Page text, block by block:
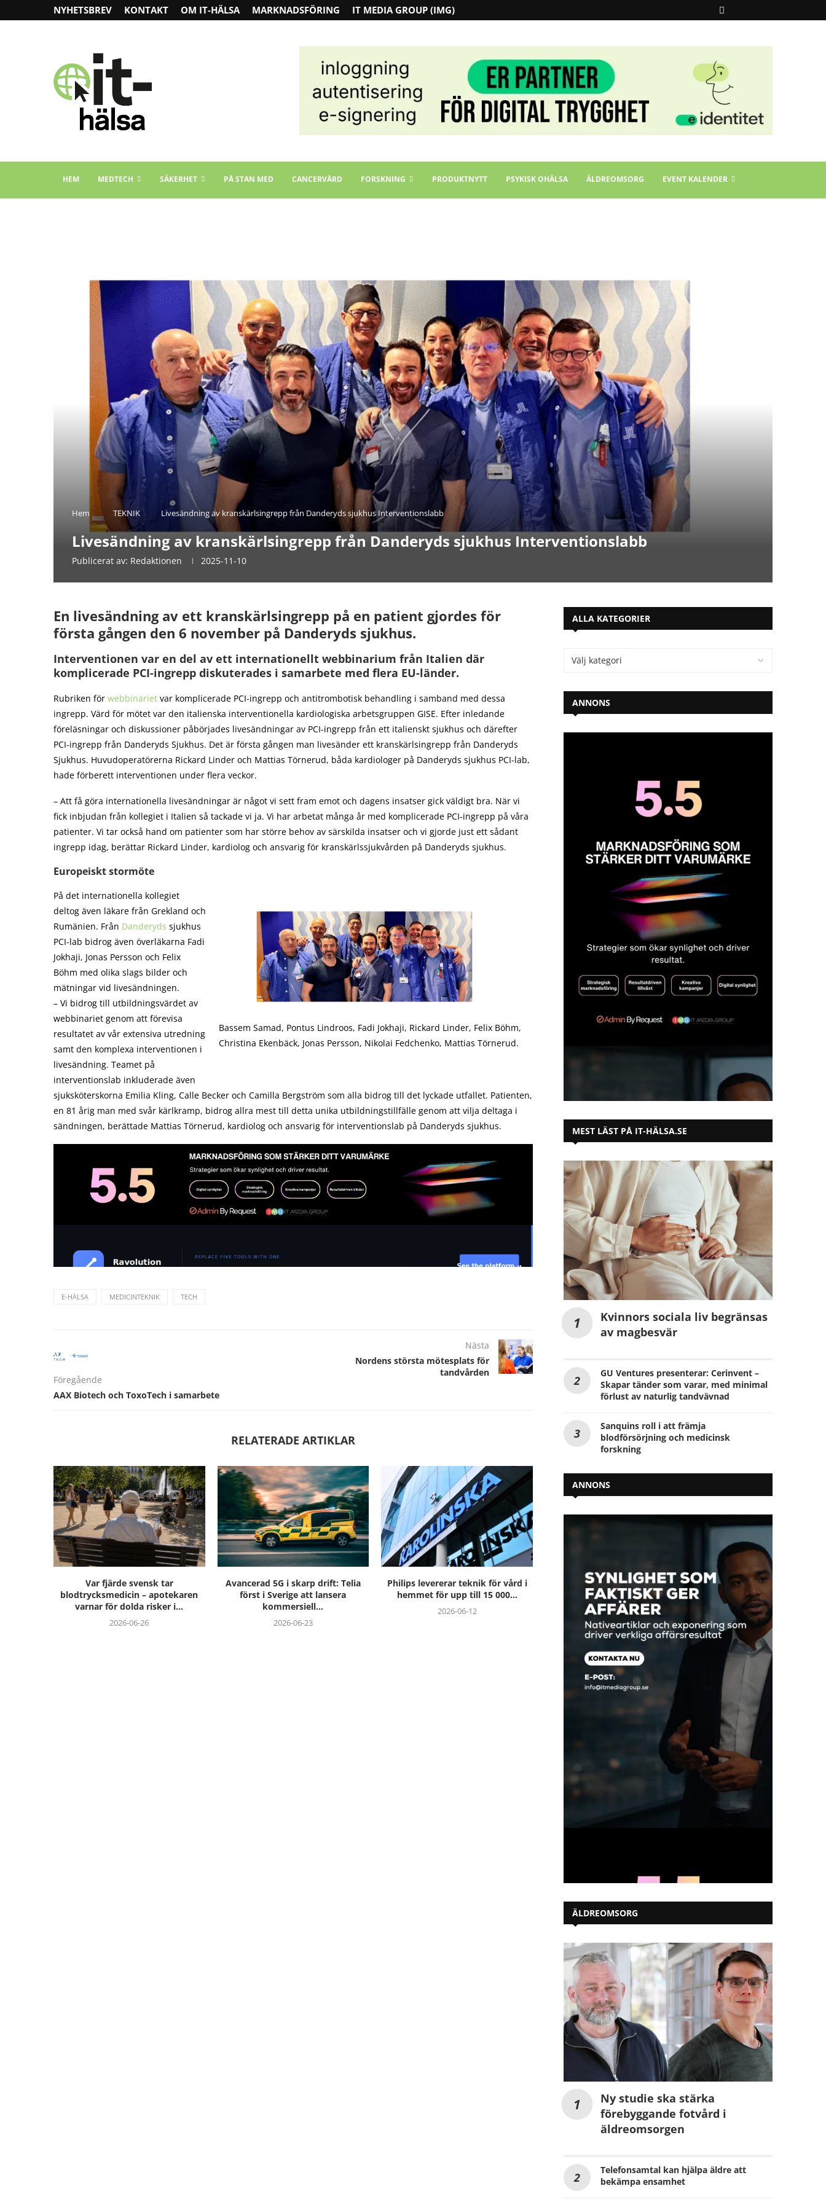
NYHETSBREV KONTAKT OM IT-HÄLSA MARKNADSFÖRING IT MEDIA GROUP (IMG)
HEM MEDTECH SÄKERHET PÅ STAN MED CANCERVÅRD FORSKNING PRODUKTNYTT PSYKISK OHÄLSA ÄLDREOMSORG EVENT KALENDER
Hem TEKNIK Livesändning av kranskärlsingrepp från Danderyds sjukhus Interventionslabb
Livesändning av kranskärlsingrepp från Danderyds sjukhus Interventionslabb
Publicerat av: Redaktionen 2025-11-10
En livesändning av ett kranskärlsingrepp på en patient gjordes för
första gången den 6 november på Danderyds sjukhus.
Interventionen var en del av ett internationellt webbinarium från Italien där
komplicerade PCI-ingrepp diskuterades i samarbete med flera EU-länder.
Rubriken för webbinariet var komplicerade PCI-ingrepp och antitrombotisk behandling i samband med dessa
ingrepp. Värd för mötet var den italienska interventionella kardiologiska arbetsgruppen GISE. Efter inledande
föreläsningar och diskussioner påbörjades livesändningar av PCI-ingrepp från ett italienskt sjukhus och därefter
PCI-ingrepp från Danderyds Sjukhus. Det är första gången man livesänder ett kranskärlsingrepp från Danderyds
Sjukhus. Huvudoperatörerna Rickard Linder och Mattias Törnerud, båda kardiologer på Danderyds sjukhus PCI-lab,
hade förberett interventionen under flera veckor.
– Att få göra internationella livesändningar är något vi sett fram emot och dagens insatser gick väldigt bra. När vi
fick inbjudan från kollegiet i Italien så tackade vi ja. Vi har arbetat många år med komplicerade PCI-ingrepp på våra
patienter. Vi tar också hand om patienter som har större behov av särskilda insatser och vi gjorde just ett sådant
ingrepp idag, berättar Rickard Linder, kardiolog och ansvarig för kranskärlssjukvården på Danderyds sjukhus.
Europeiskt stormöte
Bassem Samad, Pontus Lindroos, Fadi Jokhaji, Rickard Linder, Felix Böhm,
Christina Ekenbäck, Jonas Persson, Nikolai Fedchenko, Mattias Törnerud.
På det internationella kollegiet
deltog även läkare från Grekland och
Rumänien. Från Danderyds sjukhus
PCI-lab bidrog även överläkarna Fadi
Jokhaji, Jonas Persson och Felix
Böhm med olika slags bilder och
mätningar vid livesändningen.
– Vi bidrog till utbildningsvärdet av
webbinariet genom att förevisa
resultatet av vår extensiva utredning
samt den komplexa interventionen i
livesändning. Teamet på
interventionslab inkluderade även
sjuksköterskorna Emilia Kling, Calle Becker och Camilla Bergström som alla bidrog till det lyckade utfallet. Patienten,
en 81 årig man med svår kärlkramp, bidrog allra mest till detta unika utbildningstillfälle genom att vilja deltaga i
sändningen, berättade Mattias Törnerud, kardiolog och ansvarig för interventionslab på Danderyds sjukhus.
E-HÄLSA MEDICINTEKNIK TECH
Föregående
AAX Biotech och ToxoTech i samarbete
Nästa
Nordens största mötesplats för
tandvården
RELATERADE ARTIKLAR
Var fjärde svensk tar
blodtrycksmedicin – apotekaren
varnar för dolda risker i...
2026-06-26
Avancerad 5G i skarp drift: Telia
först i Sverige att lansera
kommersiell...
2026-06-23
Philips levererar teknik för vård i
hemmet för upp till 15 000...
2026-06-12
ALLA KATEGORIER
ANNONS
MEST LÄST PÅ IT-HÄLSA.SE
Kvinnors sociala liv begränsas
av magbesvär
GU Ventures presenterar: Cerinvent –
Skapar tänder som varar, med minimal
förlust av naturlig tandvävnad
Sanquins roll i att främja
blodförsörjning och medicinsk
forskning
ANNONS
ÄLDREOMSORG
Ny studie ska stärka
förebyggande fotvård i
äldreomsorgen
Telefonsamtal kan hjälpa äldre att
bekämpa ensamhet